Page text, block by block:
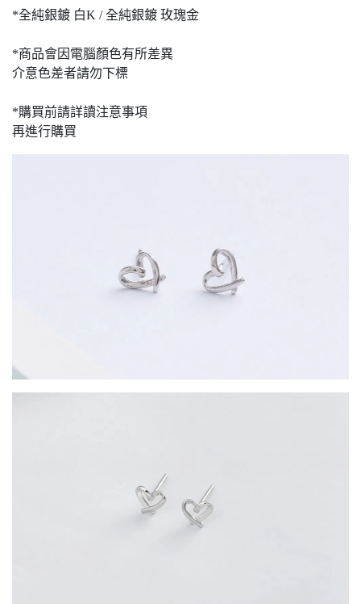
*全純銀鍍 白K / 全純銀鍍 玫瑰金
*商品會因電腦顏色有所差異
介意色差者請勿下標
*購買前請詳讀注意事項
再進行購買